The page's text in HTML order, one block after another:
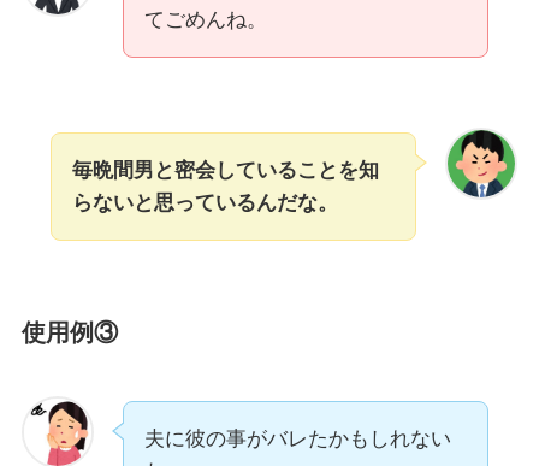
てごめんね。
毎晩間男と密会していることを知
らないと思っているんだな。
使用例③
夫に彼の事がバレたかもしれない